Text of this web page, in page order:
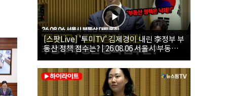
[스팟Live] '투미TV' 김제경이 내린 李정부 부
동산 정책 점수는? | 26.08.06 서울시 부동산
대토론회